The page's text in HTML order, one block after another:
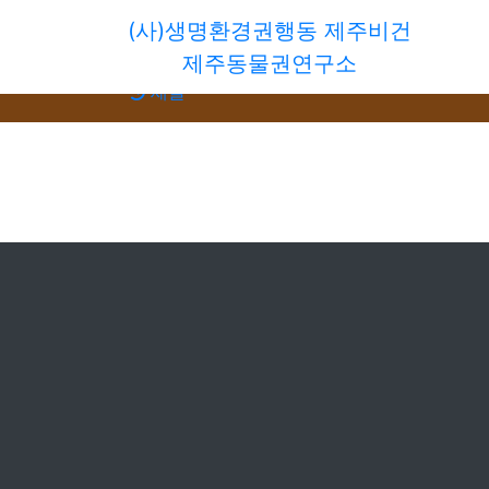
회원가입
로그인
새글
(사)생명환경권행동 제주비건
제주동물권연구소